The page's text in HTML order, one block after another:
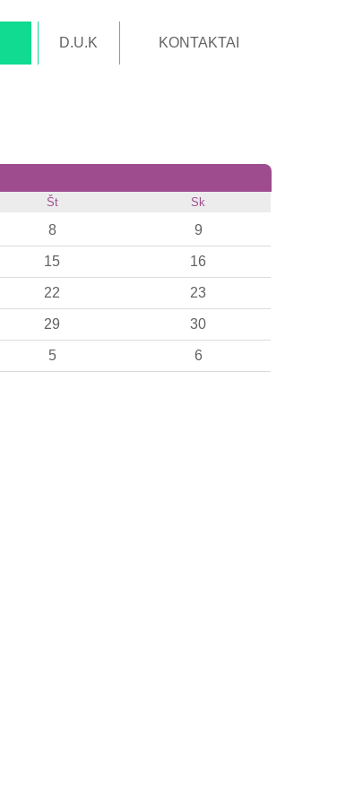
D.U.K KONTAKTAI
Št Sk
8 9
15 16
22 23
29 30
5 6